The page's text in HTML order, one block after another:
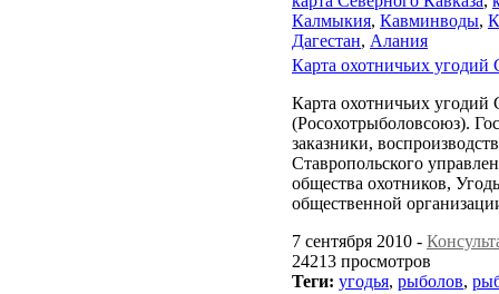
Калмыкия, Кавминводы,
Дагестан, Алания
Карта охотничьих угодий
Карта охотничьих угодий
(Росохотрыболовсоюз).
заказники,
Ставропольского
общества охотников,
общественной
7 сентября 2010 -
24213 просмотров
Теги: угодья, рыболов,